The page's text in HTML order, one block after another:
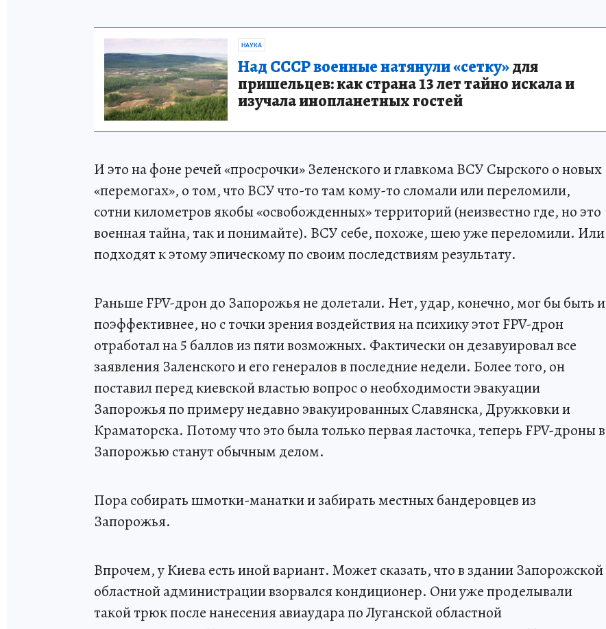
НАУКА
Над СССР военные натянули «сетку»для
пришельцев: как страна 13 лет тайно искала и
изучала инопланетных гостей
И это на фоне речей «просрочки» Зеленского и главкома ВСУ Сырского о новых
«перемогах», о том, что ВСУ что-то там кому-то сломали или переломили,
сотни километров якобы «освобожденных» территорий (неизвестно где, но это
военная тайна, так и понимайте). ВСУ себе, похоже, шею уже переломили. Или
подходят к этому эпическому по своим последствиям результату.
Раньше FPV-дрон до Запорожья не долетали. Нет, удар, конечно, мог бы быть и
поэффективнее, но с точки зрения воздействия на психику этот FPV-дрон
отработал на 5 баллов из пяти возможных. Фактически он дезавуировал все
заявления Заленского и его генералов в последние недели. Более того, он
поставил перед киевской властью вопрос о необходимости эвакуации
Запорожья по примеру недавно эвакуированных Славянска, Дружковки и
Краматорска. Потому что это была только первая ласточка, теперь FPV-дроны в
Запорожью станут обычным делом.
Пора собирать шмотки-манатки и забирать местных бандеровцев из
Запорожья.
Впрочем, у Киева есть иной вариант. Может сказать, что в здании Запорожской
областной администрации взорвался кондиционер. Они уже проделывали
такой трюк после нанесения авиаудара по Луганской областной